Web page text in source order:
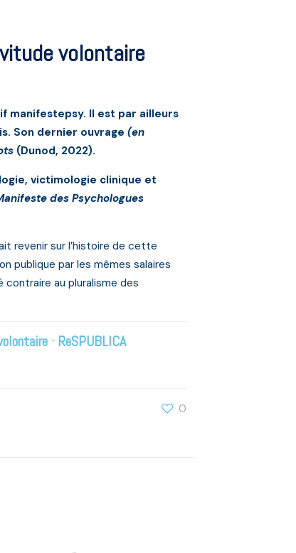
volontaire
manifestepsy. Il est par ailleurs
Son dernier ouvrage (en
(Dunod, 2022).
victimologie clinique et
des Psychologues
revenir sur l’histoire de cette
publique par les mêmes salaires
contraire au pluralisme des
· ReSPUBLICA
0